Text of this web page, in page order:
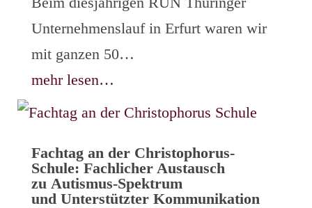
Unternehmenslauf in Erfurt waren wir
mit ganzen 50…
mehr lesen…
Fachtag an der Christophorus-
Schule: Fachlicher Austausch
zu Autismus-Spektrum
und Unterstützter Kommunikation